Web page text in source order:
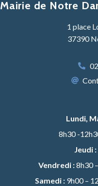
:
Mairie de Notre
1 place
37390
Lundi,
8h30 -
Jeudi :
Vendredi :8h30
Samedi : 9h00 –